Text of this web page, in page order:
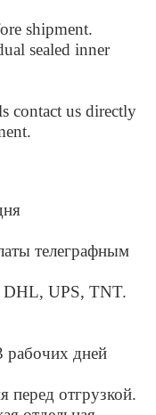
shipment.
sealed inner
contact us directly
телеграфным
DHL, UPS, TNT.
рабочих дней
перед отгрузкой.